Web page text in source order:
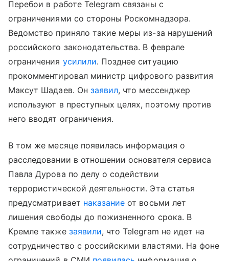
Перебои в работе Telegram связаны с
ограничениями со стороны Роскомнадзора.
Ведомство приняло такие меры из-за нарушений
российского законодательства. В феврале
ограничения усилили. Позднее ситуацию
прокомментировал министр цифрового развития
Максут Шадаев. Он заявил, что мессенджер
используют в преступных целях, поэтому против
него вводят ограничения.
В том же месяце появилась информация о
расследовании в отношении основателя сервиса
Павла Дурова по делу о содействии
террористической деятельности. Эта статья
предусматривает наказание от восьми лет
лишения свободы до пожизненного срока. В
Кремле также заявили, что Telegram не идет на
сотрудничество с российскими властями. На фоне